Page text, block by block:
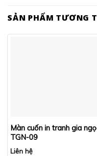
SẢN PHẨM TƯƠNG
Màn cuốn in tranh gia
TGN-09
Liên hệ